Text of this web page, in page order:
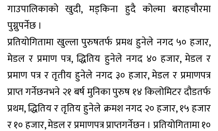
गाउपालिकाको खुदी, मड्किना हुदै कोल्मा बराहचौरमा
पुग्नुपर्नेछ ।
प्रतियोगितामा खुल्ला पुरुषतर्फ प्रमथ हुनेले नगद ५० हजार,
मेडल र प्रमाण पत्र, द्धितिय हुनेले नगद ४० हजार, मेडल र
प्रमाण पत्र र तृतीय हुनेले नगद ३० हजार, मेडल र प्रमाणपत्र
प्राप्त गर्नेछनभने २१ बर्ष मुनिका पुरुष १४ किलोमिटर दौडतर्फ
प्रथम, द्धितिय र तृतिय हुनेले क्रमश नगद २० हजार, १५ हजार
र १० हजार, मेडल र प्रमाणपत्र प्राप्तगर्नेछन । प्रतियोगितामा १०